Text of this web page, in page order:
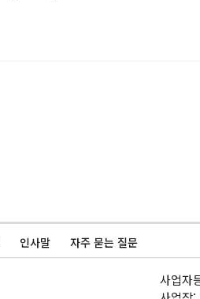
인사말 자주 묻는 질문
사업자